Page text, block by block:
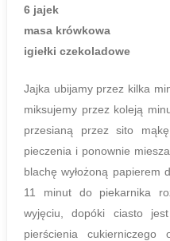
6 jajek
masa krówkowa
igiełki czekoladowe
Jajka ubijamy przez kilka
miksujemy przez koleją
przesianą przez sito
pieczenia i ponownie
blachę wyłożoną papierem
11 minut do piekarnika
wyjęciu, dopóki ciasto
pierścienia